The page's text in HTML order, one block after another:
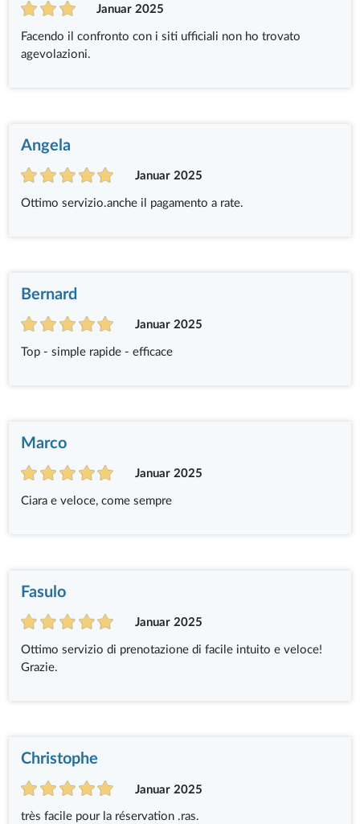
Januar 2025
Facendo il confronto con i siti ufficiali non ho trovato
agevolazioni.
Angela
Januar 2025
Ottimo servizio.anche il pagamento a rate.
Bernard
Januar 2025
Top - simple rapide - efficace
Marco
Januar 2025
Ciara e veloce, come sempre
Fasulo
Januar 2025
Ottimo servizio di prenotazione di facile intuito e veloce!
Grazie.
Christophe
Januar 2025
très facile pour la réservation .ras.